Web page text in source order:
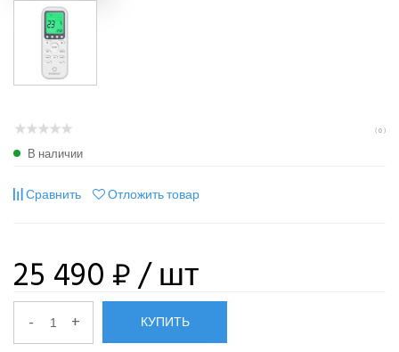
( 0 )
В наличии
Сравнить Отложить товар
25 490 ₽/ шт
- + КУПИТЬ